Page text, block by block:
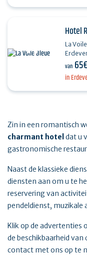
in
Hotel
La
meer
van 65€
Zin in een romantisch
charmant hotel dat u
gastronomische
Naast de klassieke
diensten aan om u te
reservering van
pendeldienst, muzikale
Klik op de advertenties
de beschikbaarheid
contact met ons op te